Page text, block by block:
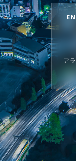
E N
ア ラ